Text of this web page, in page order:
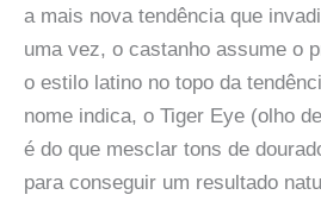
a mais nova tendência que
uma vez, o castanho assume o
o estilo latino no topo da
nome indica, o Tiger Eye (olho
é do que mesclar tons de
para conseguir um resultado